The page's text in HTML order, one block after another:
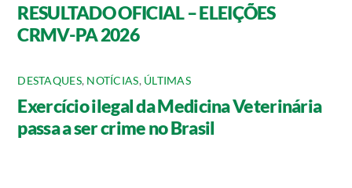
RESULTADO OFICIAL – ELEIÇÕES
CRMV-PA 2026
DESTAQUES, NOTÍCIAS, ÚLTIMAS
Exercício ilegal da Medicina Veterinária
passa a ser crime no Brasil